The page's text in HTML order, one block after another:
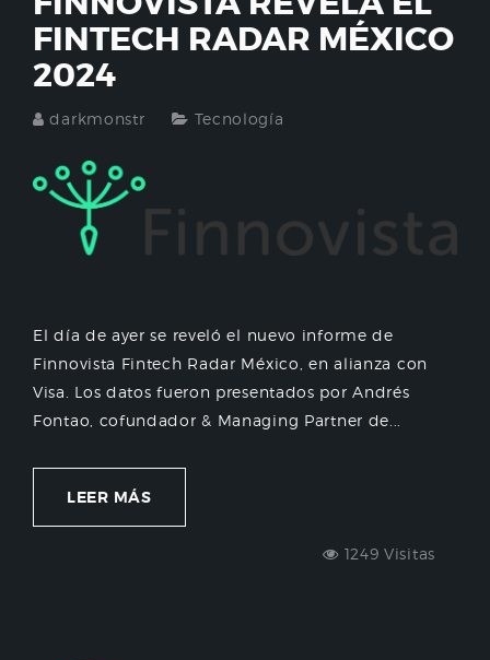
FINTECH RADAR MÉXICO
2024
darkmonstr Tecnología
El día de ayer se reveló el nuevo informe de
Finnovista Fintech Radar México, en alianza con
Visa. Los datos fueron presentados por Andrés
Fontao, cofundador & Managing Partner de...
LEER MÁS
1249 Visitas